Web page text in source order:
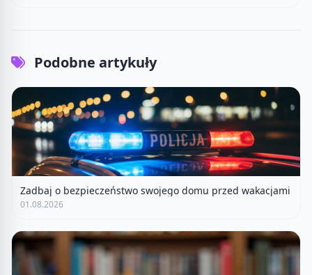
Podobne artykuły
Zadbaj o bezpieczeństwo swojego domu przed wakacjami
01.08.2026